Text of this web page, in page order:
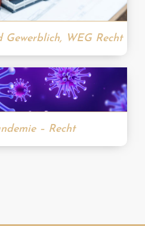
WEG Recht
– Recht